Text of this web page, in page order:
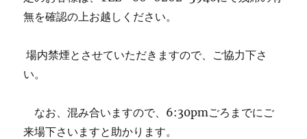
無を確認の上お越しください。
場内禁煙とさせていただきますので、ご協力下さ
い。
なお、混み合いますので、6:30pmごろまでにご
来場下さいますと助かります。